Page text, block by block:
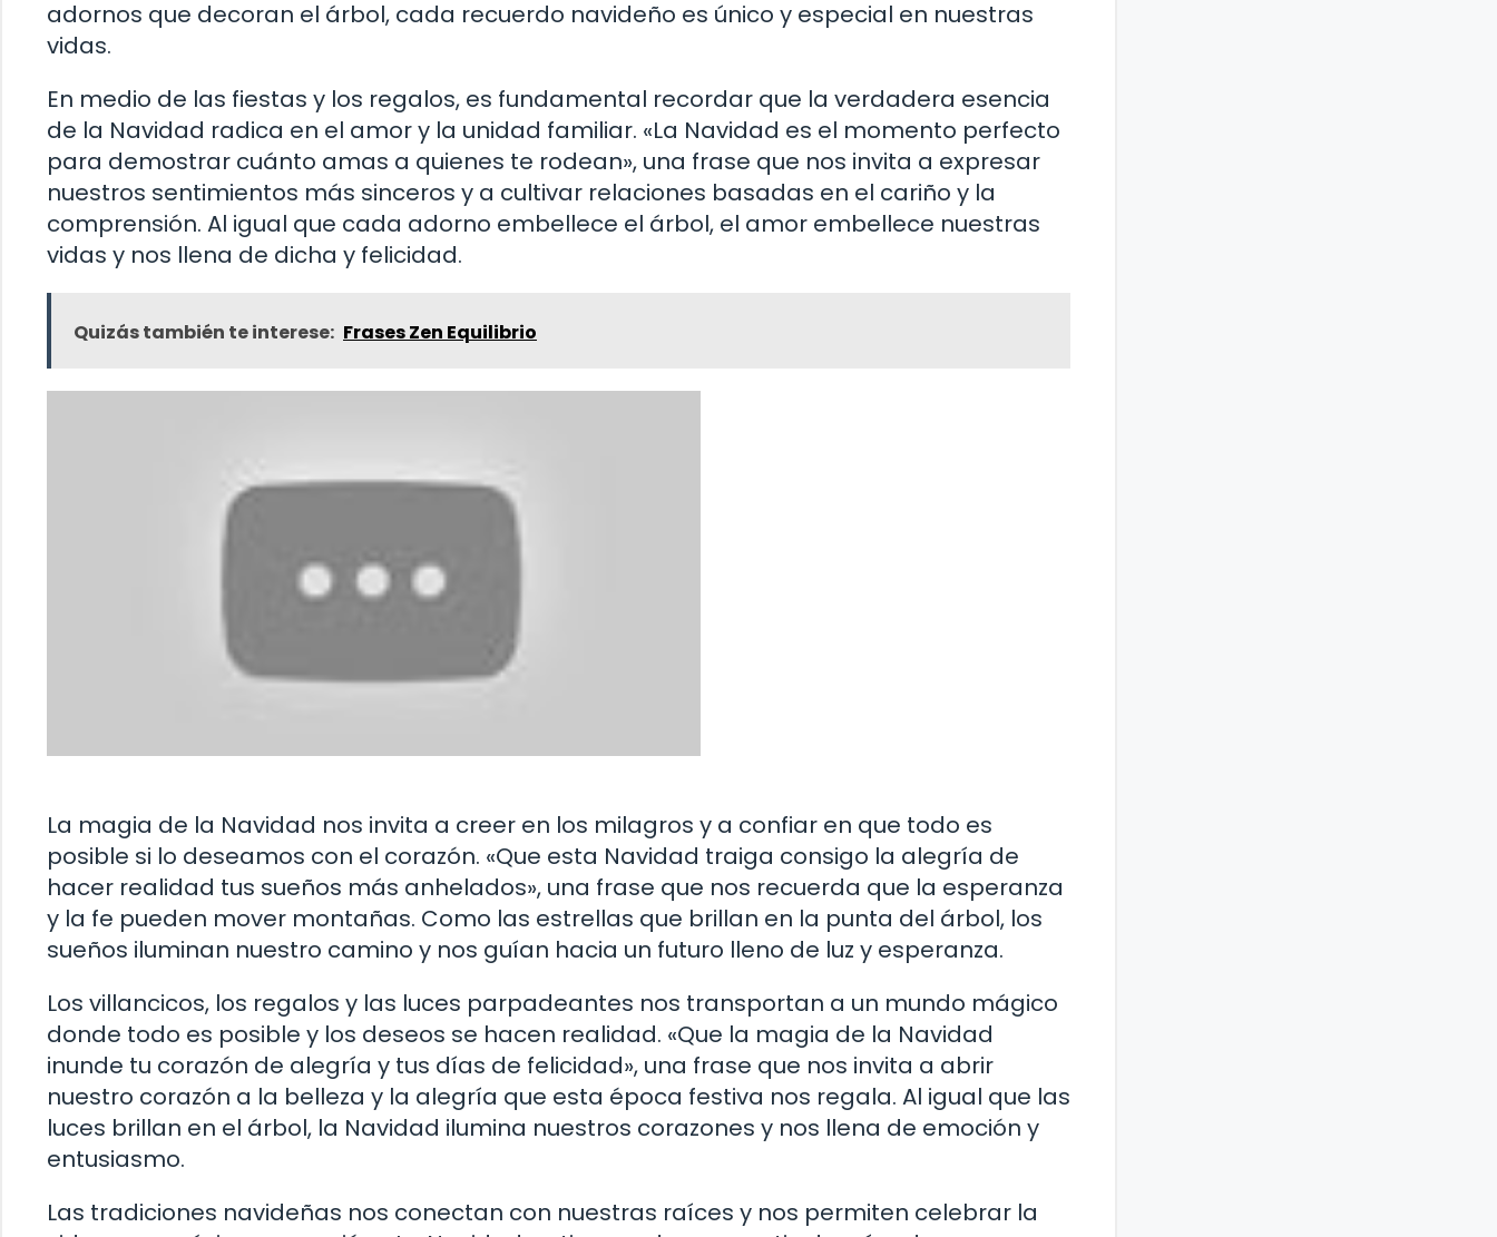
adornos que decoran el árbol, cada recuerdo navideño es único y especial en nuestras
vidas.
En medio de las fiestas y los regalos, es fundamental recordar que la verdadera esencia
de la Navidad radica en el amor y la unidad familiar. «La Navidad es el momento perfecto
para demostrar cuánto amas a quienes te rodean», una frase que nos invita a expresar
nuestros sentimientos más sinceros y a cultivar relaciones basadas en el cariño y la
comprensión. Al igual que cada adorno embellece el árbol, el amor embellece nuestras
vidas y nos llena de dicha y felicidad.
Quizás también te interese: Frases Zen Equilibrio
La magia de la Navidad nos invita a creer en los milagros y a confiar en que todo es
posible si lo deseamos con el corazón. «Que esta Navidad traiga consigo la alegría de
hacer realidad tus sueños más anhelados», una frase que nos recuerda que la esperanza
y la fe pueden mover montañas. Como las estrellas que brillan en la punta del árbol, los
sueños iluminan nuestro camino y nos guían hacia un futuro lleno de luz y esperanza.
Los villancicos, los regalos y las luces parpadeantes nos transportan a un mundo mágico
donde todo es posible y los deseos se hacen realidad. «Que la magia de la Navidad
inunde tu corazón de alegría y tus días de felicidad», una frase que nos invita a abrir
nuestro corazón a la belleza y la alegría que esta época festiva nos regala. Al igual que las
luces brillan en el árbol, la Navidad ilumina nuestros corazones y nos llena de emoción y
entusiasmo.
Las tradiciones navideñas nos conectan con nuestras raíces y nos permiten celebrar la